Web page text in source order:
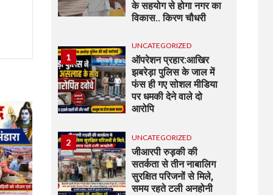
के सहयोग से होगा नगर का
विकास.. किरण चौधरी
1
UNCATEGORIZED
ऑपरेशन प्रहार:आखिर
झबरेड़ा पुलिस के जाल में
फंस ही गए सोशल मीडिया
पर धमकी देने वाले दो
आरोपि
2 UNCATEGORIZED
जीआरपी रुड़की की
सतर्कता से तीन नाबालिग
सुरक्षित परिजनों से मिले,
समय रहते टली अनहोनी